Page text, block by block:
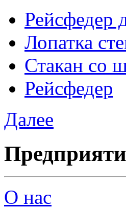
Рейсфедер
Лопатка
Стакан со
Рейсфедер
Далее
О нас